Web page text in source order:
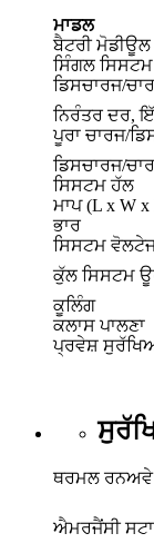
ਮਾਡਲ
ਬੈਟਰੀ ਮੋਡੀਊਲ
ਸਿੰਗਲ
ਡਿਸਚਾਰਜ/
ਨਿਰੰਤਰ ਦਰ,
ਪੂਰਾ ਚਾਰਜ/
ਡਿਸਚਾਰਜ/
ਸਿਸਟਮ ਹੱਲ
ਮਾਪ (L x W x
ਭਾਰ
ਸਿਸਟਮ
ਕੁੱਲ ਸਿਸਟਮ
ਕੂਲਿੰਗ
ਕਲਾਸ ਪਾਲਣਾ
ਪ੍ਰਵੇਸ਼
ਥਰਮਲ ਰਨਅਵੇ
ਐਮਰਜੈਂਸੀ